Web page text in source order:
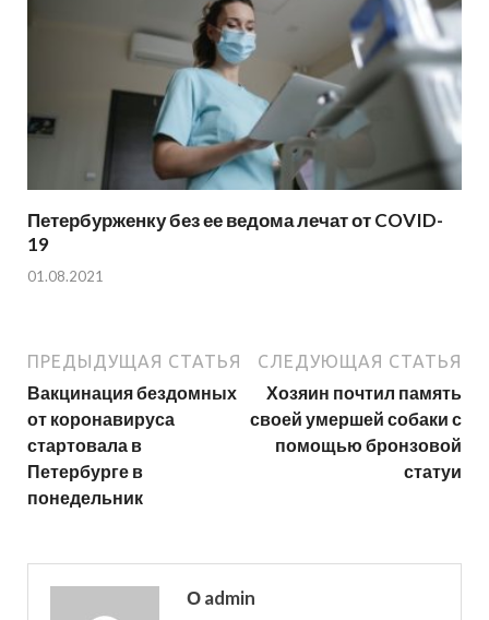
Петербурженку без ее ведома лечат от COVID-
19
01.08.2021
ПРЕДЫДУЩАЯ СТАТЬЯ
Вакцинация бездомных
от коронавируса
стартовала в
Петербурге в
понедельник
СЛЕДУЮЩАЯ СТАТЬЯ
Хозяин почтил память
своей умершей собаки с
помощью бронзовой
статуи
О admin